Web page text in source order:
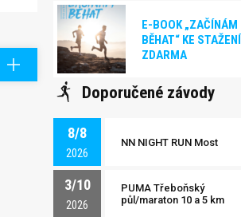
E-BOOK „ZAČÍNÁM
BĚHAT“ KE STAŽENÍ
ZDARMA
Doporučené závody
8/8
2026
NN NIGHT RUN Most
3/10
2026
PUMA Třeboňský
půl/maraton 10 a 5 km